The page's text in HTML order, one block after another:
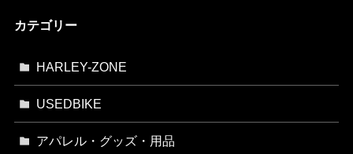
カテゴリー
HARLEY-ZONE
USEDBIKE
アパレル・グッズ・用品